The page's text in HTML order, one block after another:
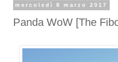
mercoledì 8 marzo 2017
Panda WoW [The